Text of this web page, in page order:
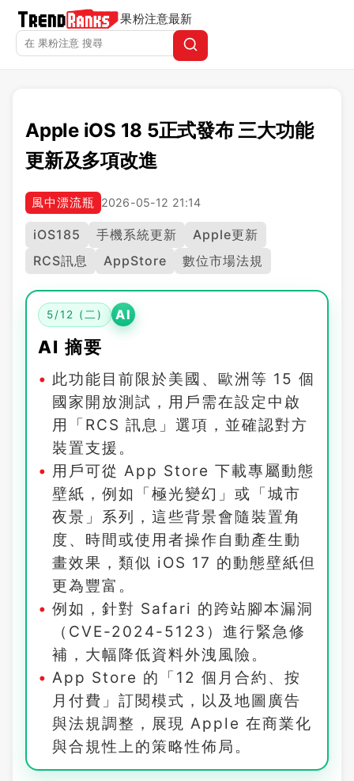
果粉注意最新
Apple iOS 18 5正式發布 三大功能
更新及多項改進
風中漂流瓶 2026-05-12 21:14
iOS185 手機系統更新
Apple更新
RCS訊息
AppStore 數位市場法規
5/12 (二) AI
AI 摘要
此功能目前限於美國、歐洲等 15 個
國家開放測試，用戶需在設定中啟
用「RCS 訊息」選項，並確認對方
裝置支援。
用戶可從 App Store 下載專屬動態
壁紙，例如「極光變幻」或「城市
夜景」系列，這些背景會隨裝置角
度、時間或使用者操作自動產生動
畫效果，類似 iOS 17 的動態壁紙但
更為豐富。
例如，針對 Safari 的跨站腳本漏洞
（CVE-2024-5123）進行緊急修
補，大幅降低資料外洩風險。
App Store 的「12 個月合約、按
月付費」訂閱模式，以及地圖廣告
與法規調整，展現 Apple 在商業化
與合規性上的策略性佈局。